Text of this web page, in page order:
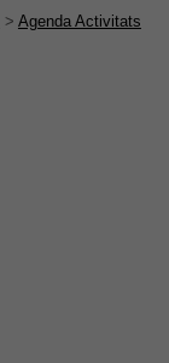
> Agenda Activitats